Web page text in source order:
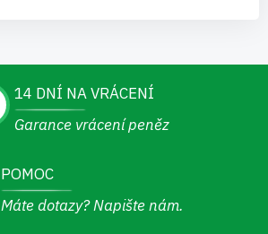
14 DNÍ NA VRÁCENÍ
Garance vrácení peněz
POMOC
Máte dotazy? Napište nám.